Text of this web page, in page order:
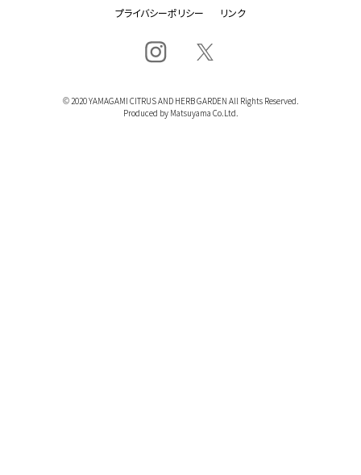
プライバシーポリシー
リンク
© 2020 YAMAGAMI CITRUS AND HERB GARDEN All Rights Reserved.
Produced by Matsuyama Co.Ltd.